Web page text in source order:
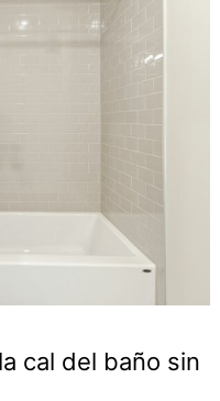
cal del baño sin